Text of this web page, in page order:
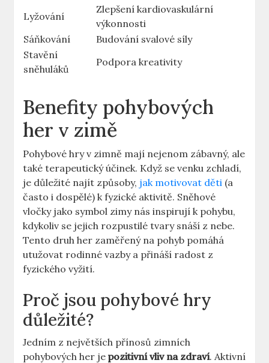
Lyžování
Zlepšení kardiovaskulární
výkonnosti
Sáňkování
Budování​ svalové síly
Stavění‍
sněhuláků
Podpora kreativity
Benefity pohybových
her v ⁢zimě
Pohybové hry v zimně mají nejenom‌ zábavný, ale
také ⁢terapeutický účinek. Když se venku zchladí,
je důležité‍ najít způsoby, jak motivovat děti (a
často i dospělé) k fyzické ⁣aktivitě. Sněhové
vločky jako symbol zimy nás ⁤inspirují‍ k⁢ pohybu,
kdykoliv​ se jejich rozpustilé ‌tvary ‌snáší z nebe.
Tento⁣ druh her zaměřený na pohyb ‌pomáhá
‌utužovat rodinné‌ vazby a přináší radost z
fyzického vyžití.
Proč ‌jsou ⁢pohybové hry
důležité?
Jedním z největších přínosů⁣ zimních
pohybových her ‌jepozitivní⁤ vliv na zdraví. Aktivní